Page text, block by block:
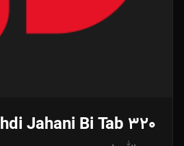
Jahani Bi Tab 320